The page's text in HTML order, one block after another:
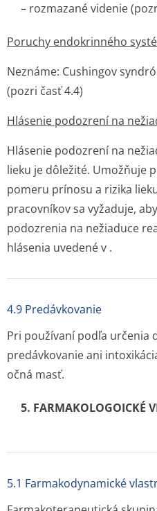
– rozmazané videnie
Poruchy endokrinného
Neznáme: Cushingov
(pozri časť 4.4)
Hlásenie podozrení na
Hlásenie podozrení na
lieku je dôležité. Umožňuje
pomeru prínosu a rizika
pracovníkov sa vyžaduje,
podozrenia na nežiaduce
hlásenia uvedené v .
4.9 Predávkovanie
Pri používaní podľa určenia
predávkovanie ani
očná masť.
5. FARMAKOLOGOICKÉ
5.1 Farmakodynamické